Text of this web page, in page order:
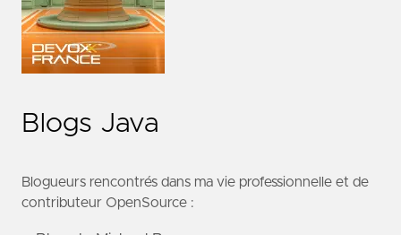
Blogs Java
Blogueurs rencontrés dans ma vie professionnelle et de
contributeur OpenSource :